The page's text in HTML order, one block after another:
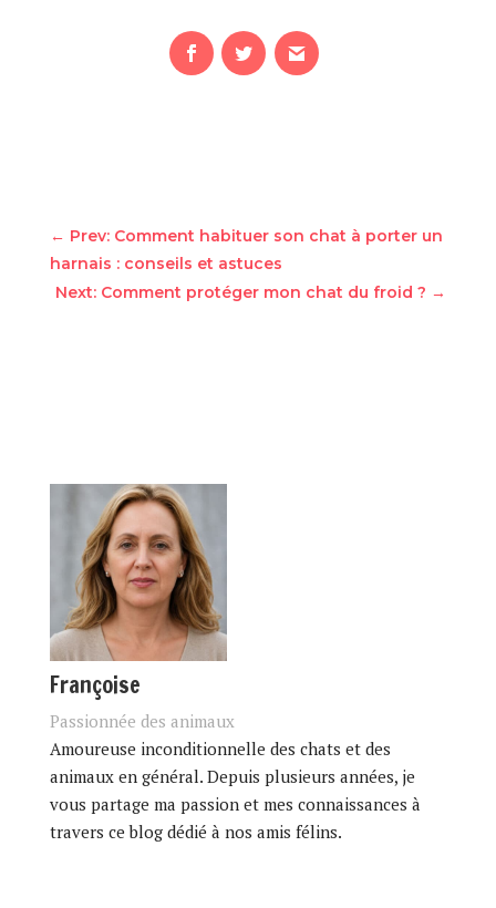
← Prev: Comment habituer son chat à porter un
harnais : conseils et astuces
Next: Comment protéger mon chat du froid ? →
Françoise
Passionnée des animaux
Amoureuse inconditionnelle des chats et des
animaux en général. Depuis plusieurs années, je
vous partage ma passion et mes connaissances à
travers ce blog dédié à nos amis félins.